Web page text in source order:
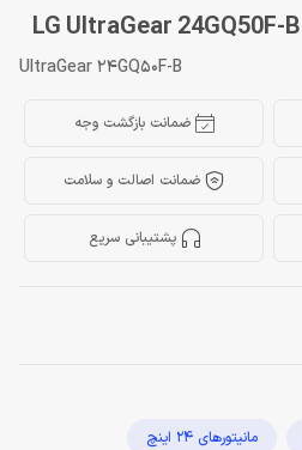
UltraGear 24GQ50F-B
ضمانت بازگشت وجه
ضمانت اصالت و سلامت
پشتیبانی سریع
مانیتورهای 24 اینچ